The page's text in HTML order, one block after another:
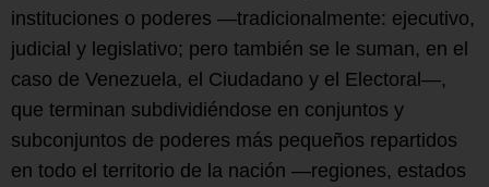
instituciones o poderes —tradicionalmente: ejecutivo,
judicial y legislativo; pero también se le suman, en el
caso de Venezuela, el Ciudadano y el Electoral—,
que terminan subdividiéndose en conjuntos y
subconjuntos de poderes más pequeños repartidos
en todo el territorio de la nación —regiones, estados